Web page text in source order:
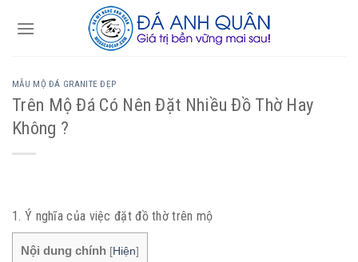
MẪU MỘ ĐÁ GRANITE ĐẸP
Trên Mộ Đá Có Nên Đặt Nhiều Đồ Thờ Hay
Không ?
1. Ý nghĩa của việc đặt đồ thờ trên mộ
Nội dung chính [Hiện]